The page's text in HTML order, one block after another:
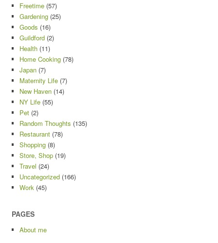
Freetime (57)
Gardening (25)
Goods (16)
Guildford (2)
Health (11)
Home Cooking (78)
Japan (7)
Maternity Life (7)
New Haven (14)
NY Life (55)
Pet (2)
Random Thoughts (135)
Restaurant (78)
Shopping (8)
Store, Shop (19)
Travel (24)
Uncategorized (166)
Work (45)
PAGES
About me